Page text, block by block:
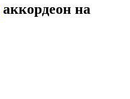
аккордеон на